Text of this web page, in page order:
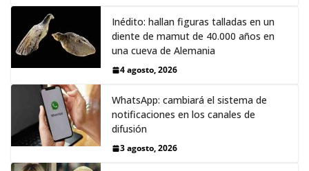
Inédito: hallan figuras talladas en un
diente de mamut de 40.000 años en
una cueva de Alemania
4 agosto, 2026
WhatsApp: cambiará el sistema de
notificaciones en los canales de
difusión
3 agosto, 2026